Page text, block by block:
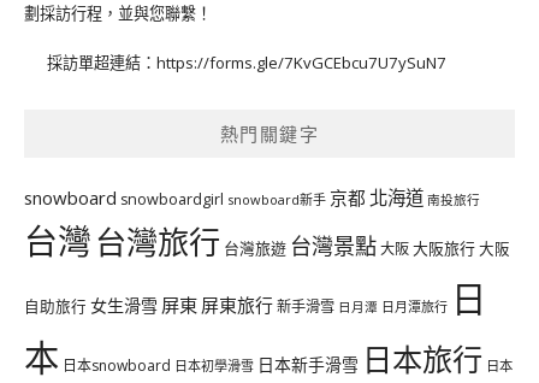
劃採訪行程，並與您聯繫！
採訪單超連結： https://forms.gle/7KvGCEbcu7U7ySuN7
熱門關鍵字
snowboard snowboardgirl snowboard新手 京都 北海道 南投旅行
台灣台灣旅行 台灣旅遊 台灣景點大阪大阪旅行大阪
自助旅行 女生滑雪 屏東 屏東旅行新手滑雪 日月潭 日月潭旅行 日
本 日本snowboard 日本初學滑雪 日本新手滑雪 日本旅行 日本